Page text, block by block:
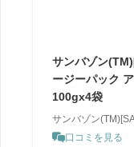
サンバゾン
ージーパック
100gx4袋
サンバゾン
口コミを見る